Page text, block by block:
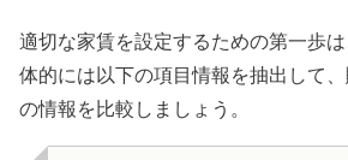
適切な家賃を設定するための第一歩
体的には以下の項目情報を抽出して
の情報を比較しましょう。